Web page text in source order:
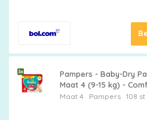
Pampers - Baby-Dry
Maat 4 (9-15 kg) -
Bulkverpakking - 3 stuks
Maat 4 Pampers108 st